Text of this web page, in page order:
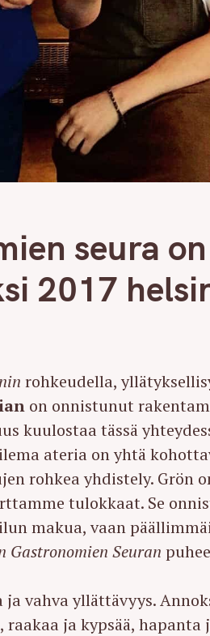
seura
2017
rohkeudella,
on onnistunut
kuulostaa tässä
ateria on yhtä
rohkea yhdistely. Grön
tulokkaat. Se
makua, vaan
Gastronomien Seuran
ja vahva yllättävyys.
ja kypsää,